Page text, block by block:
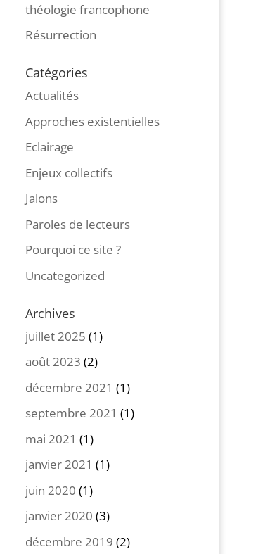
théologie francophone
Résurrection
Catégories
Actualités
Approches existentielles
Eclairage
Enjeux collectifs
Jalons
Paroles de lecteurs
Pourquoi ce site ?
Uncategorized
Archives
juillet 2025 (1)
août 2023 (2)
décembre 2021 (1)
septembre 2021 (1)
mai 2021 (1)
janvier 2021 (1)
juin 2020 (1)
janvier 2020 (3)
décembre 2019 (2)